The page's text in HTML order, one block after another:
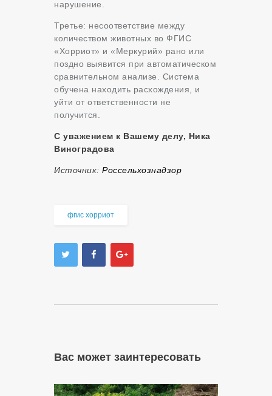
нарушение.
Третье: несоответствие между
количеством животных во ФГИС
«Хорриот» и «Меркурий» рано или
поздно выявится при автоматическом
сравнительном анализе. Система
обучена находить расхождения, и
уйти от ответственности не
получится.
С уважением к Вашему делу, Ника
Виноградова
Источник: Россельхознадзор
фгис хорриот
Вас может заинтересовать